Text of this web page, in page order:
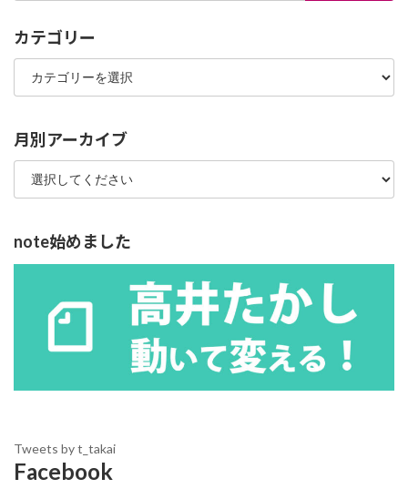
カテゴリー
カ
ゴ
ー
月別アーカイブ
note始めました
Tweets by t_takai
Facebook